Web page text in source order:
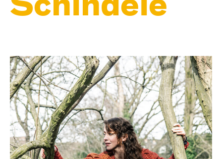
Schindele